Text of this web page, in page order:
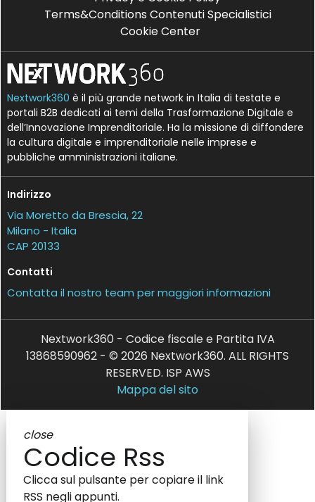
Terms&Conditions Contenuti Specialistici
Cookie Center
Nextwork360 è il più grande network in Italia di testate e
portali B2B dedicati ai temi della Trasformazione Digitale e
dell’Innovazione Imprenditoriale. Ha la missione di diffondere
la cultura digitale e imprenditoriale nelle imprese e
pubbliche amministrazioni italiane.
Indirizzo
Via Moretto da Brescia, 22
Milano - Italia
CAP 20133
Contatti
Contatta il nostro team per maggiori informazioni
Nextwork360 - Codice fiscale e Partita IVA
13868590962 - © 2026 Nextwork360. ALL RIGHTS
RESERVED. ISP AWS
Mappa del sito
close
Codice Rss
Clicca sul pulsante per copiare il link
RSS negli appunti.